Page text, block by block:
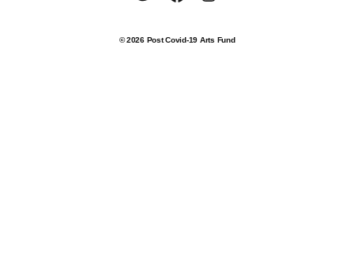
© 2026 Post Covid-19 Arts Fund